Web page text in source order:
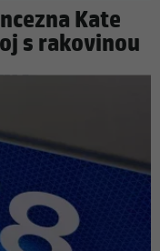
Kate
s rakovinou